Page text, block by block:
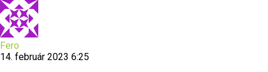
Fero
14. február 2023 6:25